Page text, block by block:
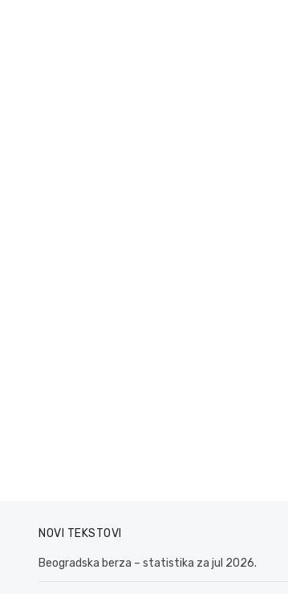
NOVI TEKSTOVI
Beogradska berza – statistika za jul 2026.